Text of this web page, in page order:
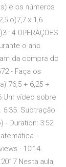
e os números
o)7,7 x 1,6
: 4 OPERAÇÕES
o ano
da compra do
- Faça os
76,5 + 6,25 +
Um vídeo sobre
Subtração
Duration: 3:52.
-
· 10:14.
Nesta aula,